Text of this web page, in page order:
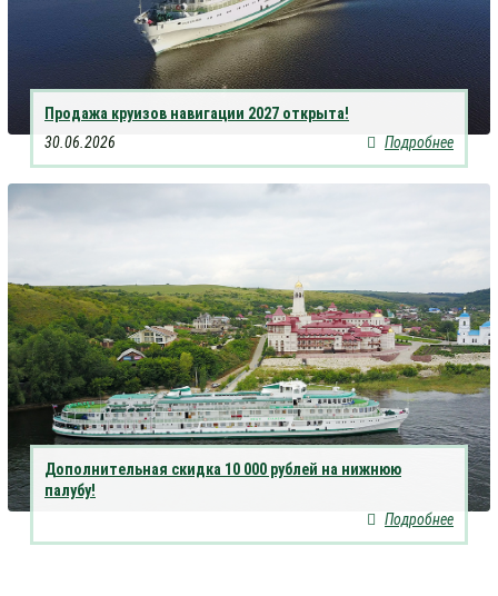
Продажа круизов навигации 2027 открыта!
30.06.2026
Подробнее
Дополнительная скидка 10 000 рублей на нижнюю
палубу!
Подробнее